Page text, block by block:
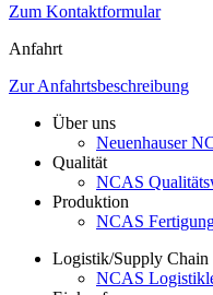
Zum Kontaktformular
Anfahrt
Zur Anfahrtsbeschreibung
Über uns
Neuenhauser
Qualität
NCAS
Produktion
NCAS
Logistik/Supply Chain
NCAS